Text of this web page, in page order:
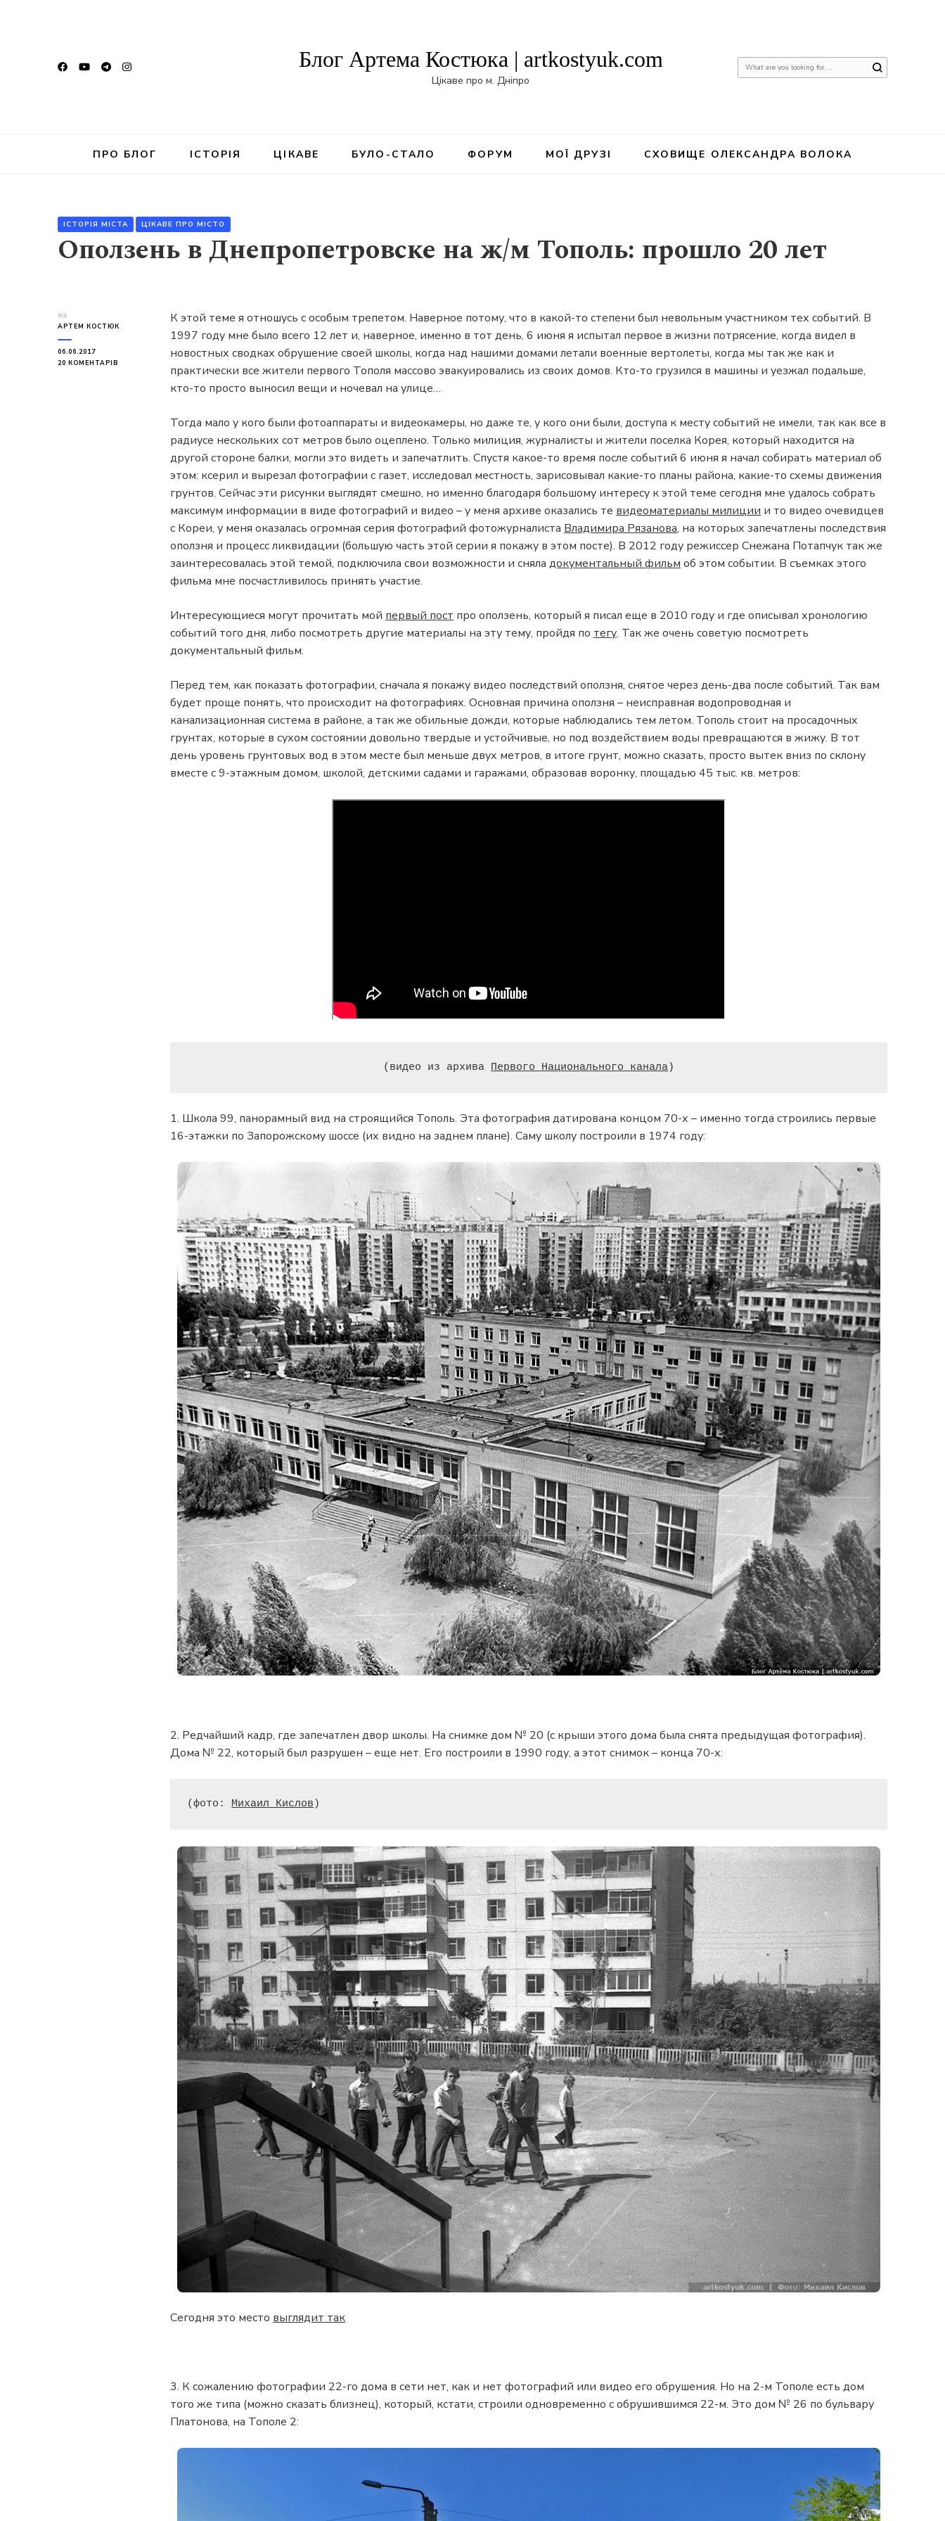
Блог Артема Костюка | artkostyuk.com
Цікаве про м. Дніпро
Шукаєте
щось?
ПРО БЛОГ ІСТОРІЯ ЦІКАВЕ БУЛО-СТАЛО ФОРУМ МОЇ ДРУЗІ СХОВИЩЕ ОЛЕКСАНДРА ВОЛОКА
ІСТОРІЯ МІСТА ЦІКАВЕ ПРО МІСТО
Оползень в Днепропетровске на ж/м Тополь: прошло 20 лет
від
АРТЕМ КОСТЮК
06.06.2017
20 КОМЕНТАРІВ
К этой теме я отношусь с особым трепетом. Наверное потому, что в какой-то степени был невольным участником тех событий. В
1997 году мне было всего 12 лет и, наверное, именно в тот день, 6 июня я испытал первое в жизни потрясение, когда видел в
новостных сводках обрушение своей школы, когда над нашими домами летали военные вертолеты, когда мы так же как и
практически все жители первого Тополя массово эвакуировались из своих домов. Кто-то грузился в машины и уезжал подальше,
кто-то просто выносил вещи и ночевал на улице…
Тогда мало у кого были фотоаппараты и видеокамеры, но даже те, у кого они были, доступа к месту событий не имели, так как все в
радиусе нескольких сот метров было оцеплено. Только милиция, журналисты и жители поселка Корея, который находится на
другой стороне балки, могли это видеть и запечатлить. Спустя какое-то время после событий 6 июня я начал собирать материал об
этом: ксерил и вырезал фотографии с газет, исследовал местность, зарисовывал какие-то планы района, какие-то схемы движения
грунтов. Сейчас эти рисунки выглядят смешно, но именно благодаря большому интересу к этой теме сегодня мне удалось собрать
максимум информации в виде фотографий и видео – у меня архиве оказались те видеоматериалы милиции и то видео очевидцев
с Кореи, у меня оказалась огромная серия фотографий фотожурналиста Владимира Рязанова, на которых запечатлены последствия
оползня и процесс ликвидации (большую часть этой серии я покажу в этом посте). В 2012 году режиссер Снежана Потапчук так же
заинтересовалась этой темой, подключила свои возможности и сняладокументальный фильм об этом событии. В съемках этого
фильма мне посчастливилось принять участие.
Интересующиеся могут прочитать мой первый пост про оползень, который я писал еще в 2010 году и где описывал хронологию
событий того дня, либо посмотреть другие материалы на эту тему, пройдя по тегу. Так же очень советую посмотреть
документальный фильм.
Перед тем, как показать фотографии, сначала я покажу видео последствий оползня, снятое через день-два после событий. Так вам
будет проще понять, что происходит на фотографиях. Основная причина оползня – неисправная водопроводная и
канализационная система в районе, а так же обильные дожди, которые наблюдались тем летом. Тополь стоит на просадочных
грунтах, которые в сухом состоянии довольно твердые и устойчивые, но под воздействием воды превращаются в жижу. В тот
день уровень грунтовых вод в этом месте был меньше двух метров, в итоге грунт, можно сказать, просто вытек вниз по склону
вместе с 9-этажным домом, школой, детскими садами и гаражами, образовав воронку, площадью 45 тыс. кв. метров:
(видео из архива Первого Национального канала)
1. Школа 99, панорамный вид на строящийся Тополь. Эта фотография датирована концом 70-х – именно тогда строились первые
16-этажки по Запорожскому шоссе (их видно на заднем плане). Саму школу построили в 1974 году:
2. Редчайший кадр, где запечатлен двор школы. На снимке дом № 20 (с крыши этого дома была снята предыдущая фотография).
Дома № 22, который был разрушен – еще нет. Его построили в 1990 году, а этот снимок – конца 70-х:
(фото: Михаил Кислов )
Сегодня это местовыглядит так
3. К сожалению фотографии 22-го дома в сети нет, как и нет фотографий или видео его обрушения. Но на 2-м Тополе есть дом
того же типа (можно сказать близнец), который, кстати, строили одновременно с обрушившимся 22-м. Это дом № 26 по бульвару
Платонова, на Тополе 2: